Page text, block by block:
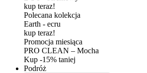
kup teraz!
Polecana kolekcja
Earth - ecru
kup teraz!
Promocja miesiąca
PRO CLEAN – Mocha
Kup -15% taniej
Podróż